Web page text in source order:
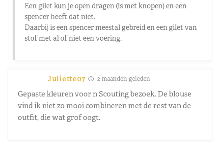
Een gilet kun je open dragen (is met knopen) en een
spencer heeft dat niet.
Daarbij is een spencer meestal gebreid en een gilet van
stof met al of niet een voering.
Juliette07 2 maanden geleden
Gepaste kleuren voor n Scouting bezoek. De blouse
vind ik niet zo mooi combineren met de rest van de
outfit, die wat grof oogt.